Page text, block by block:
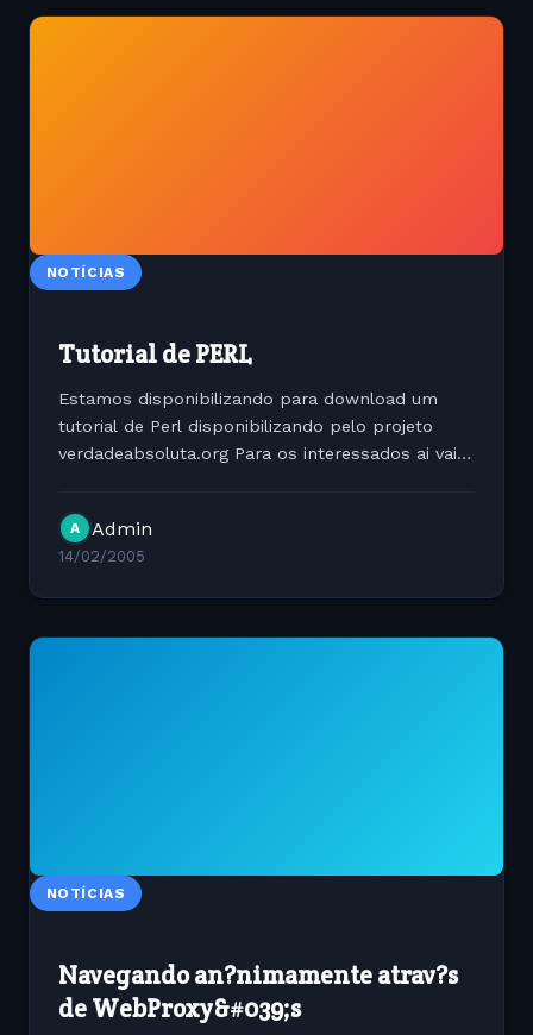
NOTÍCIAS
Tutorial de PERL
Estamos disponibilizando para download um
tutorial de Perl disponibilizando pelo projeto
verdadeabsoluta.org Para os interessados ai vai o
A Admin
14/02/2005
NOTÍCIAS
Navegando an?nimamente atrav?s
de WebProxy&#039;s